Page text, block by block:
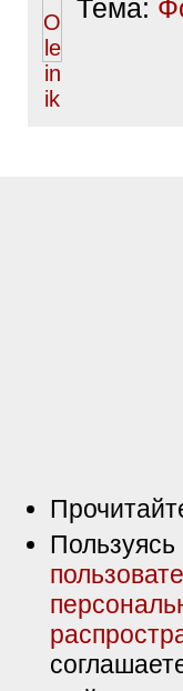
Тема: